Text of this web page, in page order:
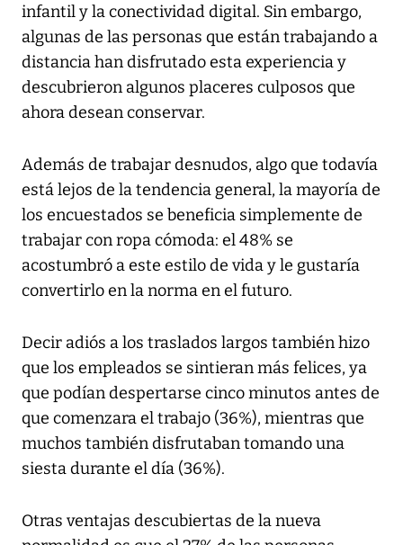
infantil y la conectividad digital. Sin embargo,
algunas de las personas que están trabajando a
distancia han disfrutado esta experiencia y
descubrieron algunos placeres culposos que
ahora desean conservar.
Además de trabajar desnudos, algo que todavía
está lejos de la tendencia general, la mayoría de
los encuestados se beneficia simplemente de
trabajar con ropa cómoda: el 48% se
acostumbró a este estilo de vida y le gustaría
convertirlo en la norma en el futuro.
Decir adiós a los traslados largos también hizo
que los empleados se sintieran más felices, ya
que podían despertarse cinco minutos antes de
que comenzara el trabajo (36%), mientras que
muchos también disfrutaban tomando una
siesta durante el día (36%).
Otras ventajas descubiertas de la nueva